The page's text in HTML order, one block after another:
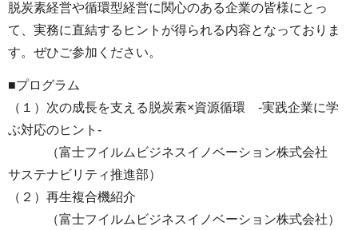
脱炭素経営や循環型経営に関心のある企業の皆様にとっ
て、実務に直結するヒントが得られる内容となっておりま
す。ぜひご参加ください。
■プログラム
（１）次の成長を支える脱炭素×資源循環 -実践企業に学
ぶ対応のヒント-
（富士フイルムビジネスイノベーション株式会社
サステナビリティ推進部）
（２）再生複合機紹介
（富士フイルムビジネスイノベーション株式会社）